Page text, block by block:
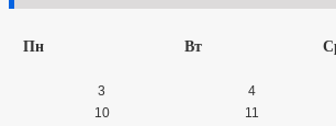
Пн
Вт
3 4
10
11